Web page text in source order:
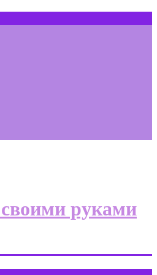
руками